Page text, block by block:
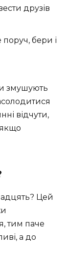
друзів
поруч, бери і
змушують
відчути,
Цей
тим паче
а до